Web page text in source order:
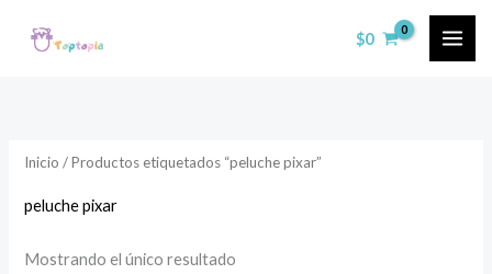
$0
Inicio / Productos etiquetados “peluche pixar”
peluche pixar
Mostrando el único resultado